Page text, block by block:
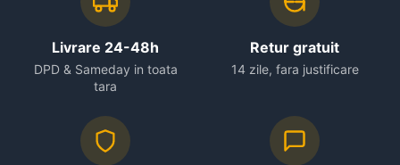
Livrare 24-48h
DPD & Sameday in toata
tara
Retur gratuit
14 zile, fara justificare